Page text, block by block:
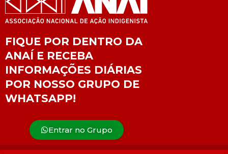
FIQUE POR DENTRO DA
ANAÍ E RECEBA
INFORMAÇÕES DIÁRIAS
POR NOSSO GRUPO DE
WHATSAPP!
Entrar no Grupo